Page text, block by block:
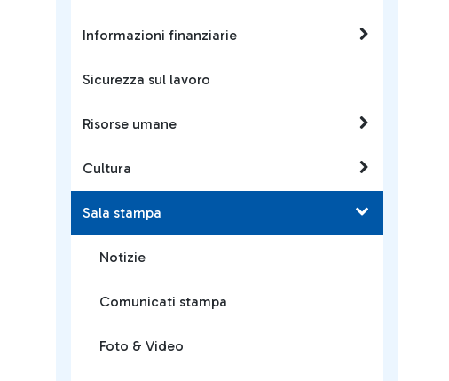
Informazioni finanziarie
Sicurezza sul lavoro
Risorse umane
Cultura
Sala stampa
Notizie
Comunicati stampa
Foto & Video